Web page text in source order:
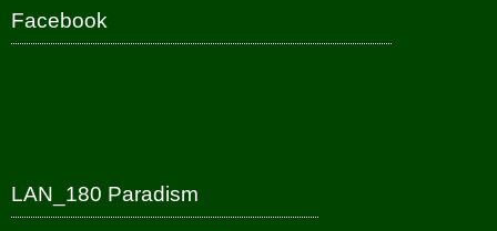
Facebook
LAN_180 Paradism